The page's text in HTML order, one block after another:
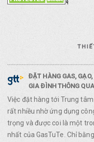
ĐẶT HÀNG GAS,
GIA ĐÌNH THÔNG
Việc đặt hàng tới Trung
rất nhiều nhờ ứng dụng
trọng và được coi là một
nhất của GasTuTe. Chỉ